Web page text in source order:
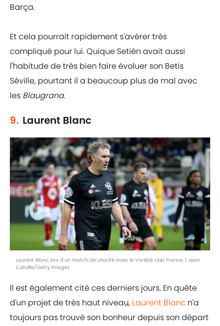
Barça.
Et cela pourrait rapidement s'avérer très
compliqué pour lui. Quique Setién avait aussi
l'habitude de très bien faire évoluer son Betis
Séville, pourtant il a beaucoup plus de mal avec
les Blaugrana.
9. Laurent Blanc
Laurent Blanc lors d'un match de charité avec le Variété club France. | Jean
Catuffe/Getty Images
Il est également cité ces derniers jours. En quête
d'un projet de très haut niveau, Laurent Blanc n'a
toujours pas trouvé son bonheur depuis son départ